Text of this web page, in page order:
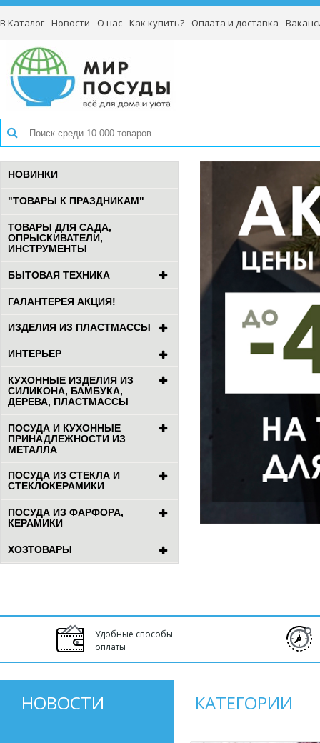
В Каталог Новости О нас Как купить? Оплата и доставка
НОВИНКИ
"ТОВАРЫ К ПРАЗДНИКАМ"
ТОВАРЫ ДЛЯ САДА,
ОПРЫСКИВАТЕЛИ,
ИНСТРУМЕНТЫ
БЫТОВАЯ ТЕХНИКА
ГАЛАНТЕРЕЯ АКЦИЯ!
ИЗДЕЛИЯ ИЗ ПЛАСТМАССЫ
ИНТЕРЬЕР
КУХОННЫЕ ИЗДЕЛИЯ ИЗ
СИЛИКОНА, БАМБУКА,
ДЕРЕВА, ПЛАСТМАССЫ
ПОСУДА И КУХОННЫЕ
ПРИНАДЛЕЖНОСТИ ИЗ
МЕТАЛЛА
ПОСУДА ИЗ СТЕКЛА И
СТЕКЛОКЕРАМИКИ
ПОСУДА ИЗ ФАРФОРА,
КЕРАМИКИ
ХОЗТОВАРЫ
Удобные способы
оплаты
НОВОСТИ КАТЕГОРИИ